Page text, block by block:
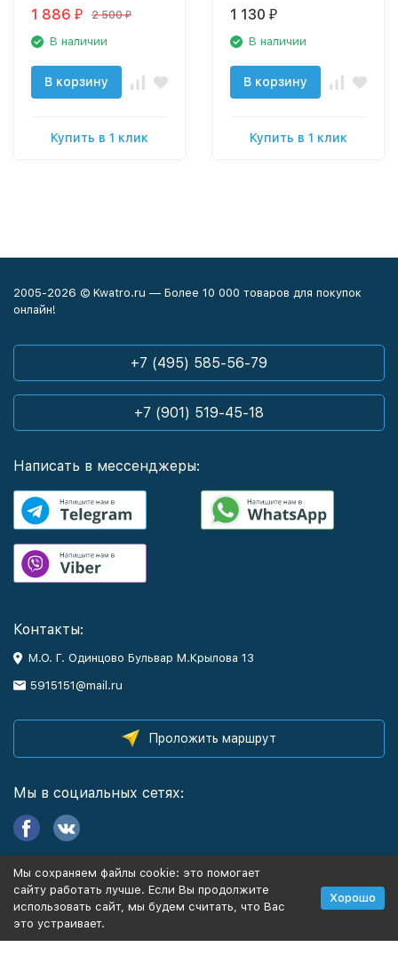
1 886 ₽ 2 500 ₽
В наличии
В корзину
Купить в 1 клик
1 130 ₽
В наличии
В корзину
Купить в 1 клик
2005-2026 © Kwatro.ru — Более 10 000 товаров для покупок
онлайн!
+7 (495) 585-56-79
+7 (901) 519-45-18
Написать в мессенджеры:
Контакты:
М.О. Г. Одинцово Бульвар М.Крылова 13
5915151@mail.ru
Проложить маршрут
Мы в социальных сетях:
Информация
Политика персональных данных
Мы сохраняем файлы cookie: это помогает
сайту работать лучше. Если Вы продолжите
использовать сайт, мы будем считать, что Вас
это устраивает.
Хорошо